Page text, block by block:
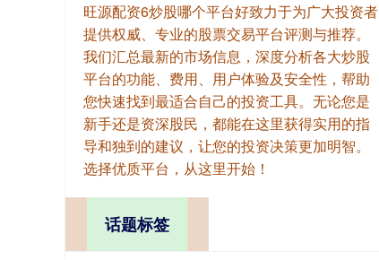
旺源配资6炒股哪个平台好致力于为广大投资者
提供权威、专业的股票交易平台评测与推荐。
我们汇总最新的市场信息，深度分析各大炒股
平台的功能、费用、用户体验及安全性，帮助
您快速找到最适合自己的投资工具。无论您是
新手还是资深股民，都能在这里获得实用的指
导和独到的建议，让您的投资决策更加明智。
选择优质平台，从这里开始！
话题标签